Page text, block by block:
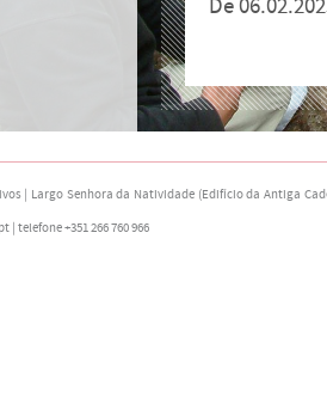
De
| Largo Senhora da Natividade (Edifício da Antiga
telefone +351 266 760 966